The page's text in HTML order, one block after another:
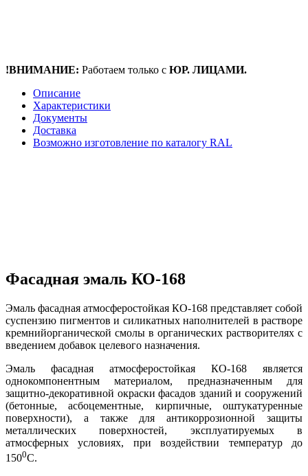
!ВНИМАНИЕ: Работаем только с ЮР. ЛИЦАМИ.
Описание
Характеристики
Документы
Доставка
Возможно изготовление по каталогу RAL
Фасадная эмаль КО-168
Эмаль фасадная атмосферостойкая КО-168 представляет собой
суспензию пигментов и силикатных наполнителей в растворе
кремнийорганической смолы в органических растворителях с
введением добавок целевого назначения.
Эмаль фасадная атмосферостойкая КО-168 является
однокомпонентным материалом, предназначенным для
защитно-декоративной окраски фасадов зданий и сооружений
(бетонные, асбоцементные, кирпичные, оштукатуренные
поверхности), а также для антикоррозионной защиты
металлических поверхностей, эксплуатируемых в
атмосферных условиях, при воздействии температур до
1500С.